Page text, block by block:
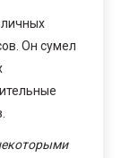
Он сумел